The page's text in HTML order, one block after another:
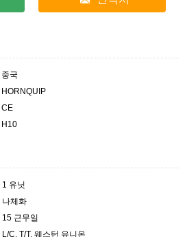
중국
HORNQUIP
CE
H10
1 유닛
나체화
15 근무일
L/C, T/T, 웨스턴 유니온